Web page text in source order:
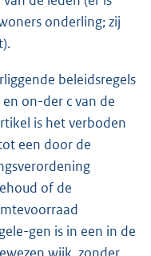
onderling; zij
beleidsregels
on-der c van de
is het verboden
een door de
of de
gen is in een in de